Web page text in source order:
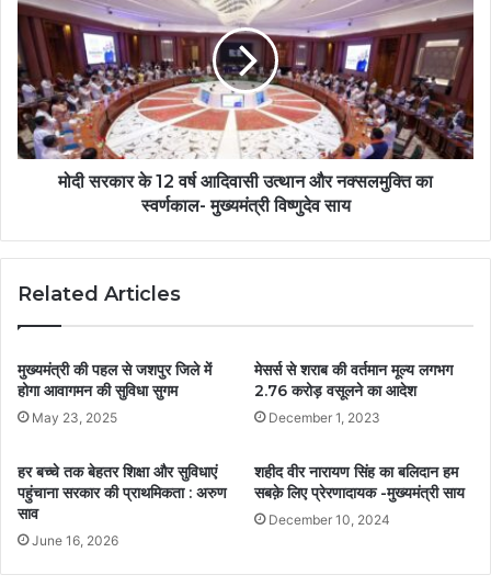
मोदी सरकार के 12 वर्ष आदिवासी उत्थान और नक्सलमुक्ति का
स्वर्णकाल- मुख्यमंत्री विष्णुदेव साय
Related Articles
मुख्यमंत्री की पहल से जशपुर जिले में
होगा आवागमन की सुविधा सुगम
May 23, 2025
मेसर्स से शराब की वर्तमान मूल्य लगभग
2.76 करोड़ वसूलने का आदेश
December 1, 2023
हर बच्चे तक बेहतर शिक्षा और सुविधाएं
पहुंचाना सरकार की प्राथमिकता : अरुण
साव
June 16, 2026
शहीद वीर नारायण सिंह का बलिदान हम
सबक़े लिए प्रेरणादायक -मुख्यमंत्री साय
December 10, 2024